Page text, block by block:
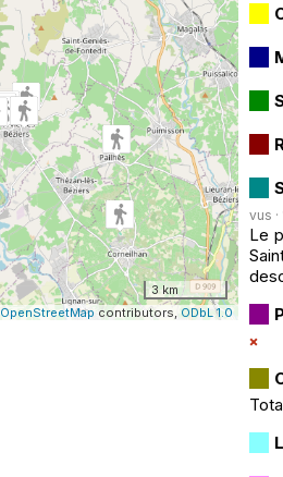
3 km
OpenStreetMap contributors, ODbL 1.0
vus ·
Le